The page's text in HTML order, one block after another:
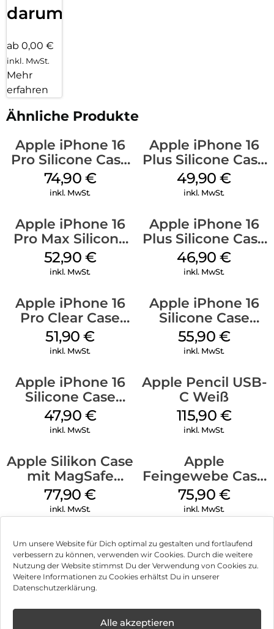
Um unsere Website für Dich optimal zu gestalten und fortlaufend
verbessern zu können, verwenden wir Cookies. Durch die weitere
Nutzung der Website stimmst Du der Verwendung von Cookies zu.
Weitere Informationen zu Cookies erhältst Du in unserer
Datenschutzerklärung.
Alle akzeptieren
darum!
ab 0,00 €
inkl. MwSt.
Mehr
erfahren
Ähnliche Produkte
Apple iPhone 16
Pro Silicone Case
MagSafe Black
74,90 €
inkl. MwSt.
Apple iPhone 16
Plus Silicone Case
MagSafe Lake
Green
49,90€
inkl. MwSt.
Apple iPhone 16
Pro Max Silicone
Case MagSafe
Ultramarine
52,90 €
inkl. MwSt.
Apple iPhone 16
Plus Silicone Case
MagSafe Stone
Gray
46,90€
inkl. MwSt.
Apple iPhone 16
Pro Clear Case
MagSafe
Transparent
51,90€
inkl. MwSt.
Apple iPhone 16
Silicone Case
MagSafe Plum
55,90 €
inkl. MwSt.
Apple iPhone 16
Silicone Case
MagSafe Fuchsia
47,90 €
inkl. MwSt.
Apple Pencil USB-
C Weiß
115,90 €
inkl. MwSt.
Apple Silikon Case
mit MagSafe
iPhone 14 Pro
(PRODUCT)RED
77,90€
inkl. MwSt.
Apple
Feingewebe Case
iPhone 15 Pro
MagSafe Schwarz
75,90 €
inkl. MwSt.
Impressum
Können wir Dir behilflich sein?